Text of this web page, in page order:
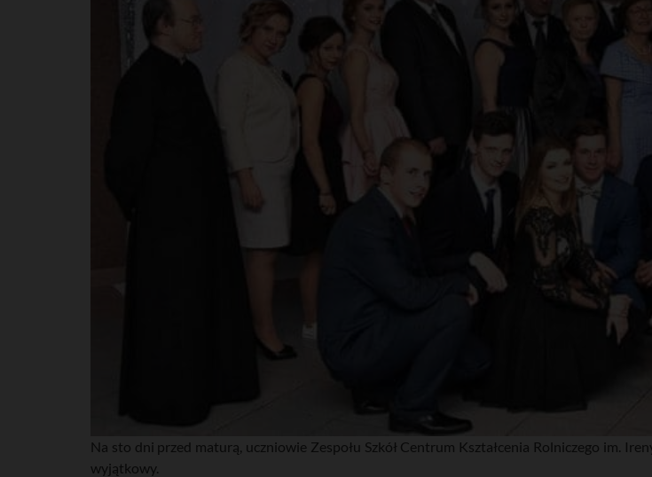
Na sto dni przed maturą, uczniowie Zespołu Szkół Centrum Kształcenia Rolniczego im.
wyjątkowy.